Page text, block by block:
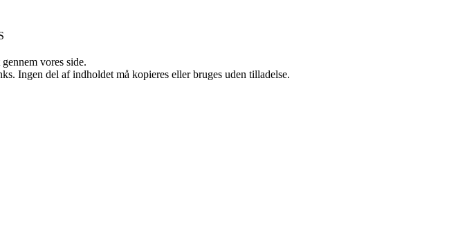
vores side.
Ingen del af indholdet må kopieres eller bruges uden tilladelse.